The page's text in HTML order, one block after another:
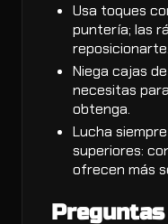
Usa toques
puntería; las
reposicionarte.
Niega cajas
necesitas
obtenga.
Lucha
superiores:
ofrecen más